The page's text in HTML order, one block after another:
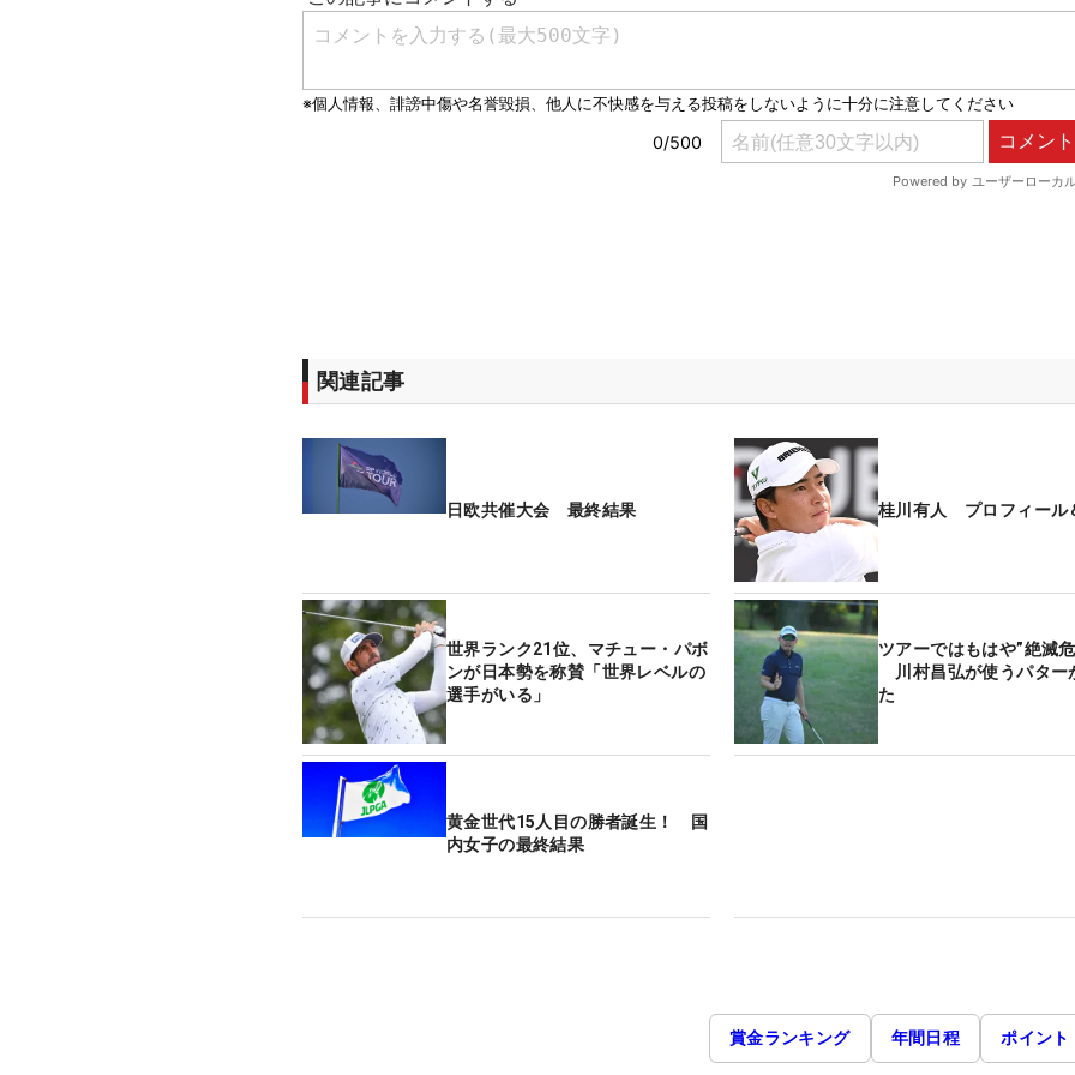
関連記事
日欧共催大会 最終結果 桂川有人 プロフィール
世界ランク21位、マチュー・パボ
ンが日本勢を称賛「世界レベルの
選手がいる」
ツアーではもはや”絶滅
川村昌弘が使うパター
た
黄金世代15人目の勝者誕生！ 国
内女子の最終結果
賞金ランキング 年間日程 ポイント